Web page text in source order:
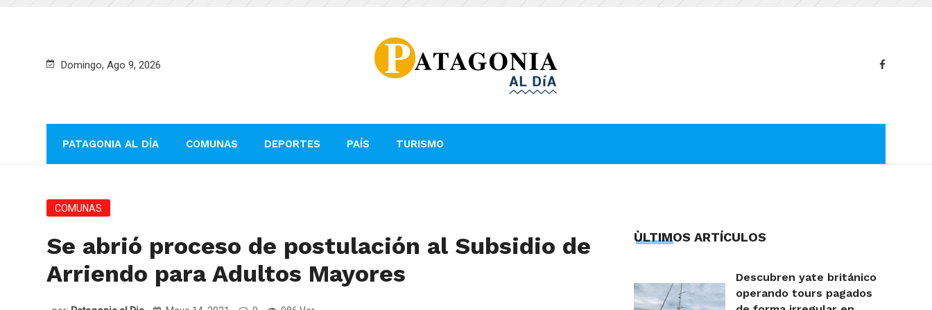
Domingo, Ago 9, 2026
PATAGONIA AL DÍA COMUNAS DEPORTES PAÍS TURISMO
COMUNAS
Se abrió proceso de postulación al Subsidio de
Arriendo para Adultos Mayores
ÙLTIMOS ARTÍCULOS
Descubren yate británico
operando tours pagados